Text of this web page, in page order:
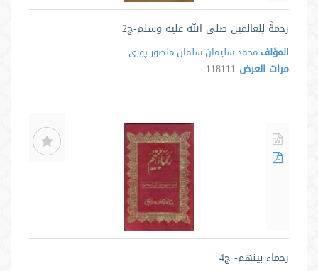
رحمةً لِلعالمين صلى الله عليه وسلم-ج2
المؤلف محمد سليمان سلمان منصور پورى
مرات العرض 118111
رحماء بينهم- ج4